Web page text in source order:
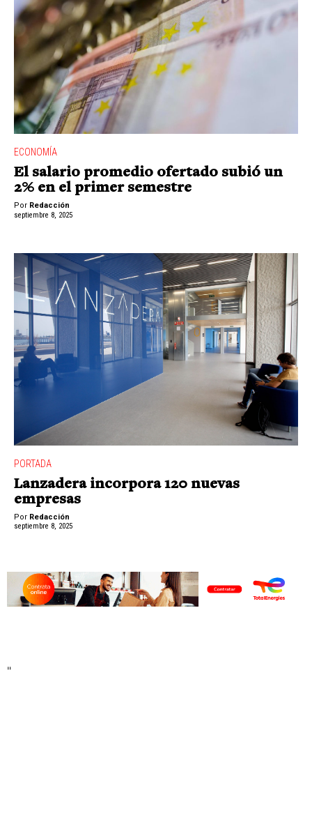
ECONOMÍA
El salario promedio ofertado subió un
2% en el primer semestre
Por Redacción
septiembre 8, 2025
PORTADA
Lanzadera incorpora 120 nuevas
empresas
Por Redacción
septiembre 8, 2025
"